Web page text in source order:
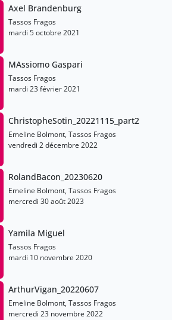
Axel Brandenburg
Tassos Fragos
mardi 5 octobre 2021
MAssiomo Gaspari
Tassos Fragos
mardi 23 février 2021
ChristopheSotin_20221115_part2
Emeline Bolmont, Tassos Fragos
vendredi 2 décembre 2022
RolandBacon_20230620
Emeline Bolmont, Tassos Fragos
mercredi 30 août 2023
Yamila Miguel
Tassos Fragos
mardi 10 novembre 2020
ArthurVigan_20220607
Emeline Bolmont, Tassos Fragos
mercredi 23 novembre 2022